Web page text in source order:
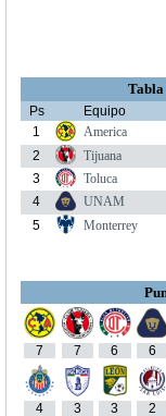
Ps Equipo
1
America
2
Tijuana
3
Toluca
4
UNAM
5
Monterrey
7 7 6 6
4 3 3 2